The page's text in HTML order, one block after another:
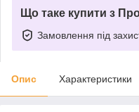
Що таке купити з
Замовлення під
Опис Характеристики